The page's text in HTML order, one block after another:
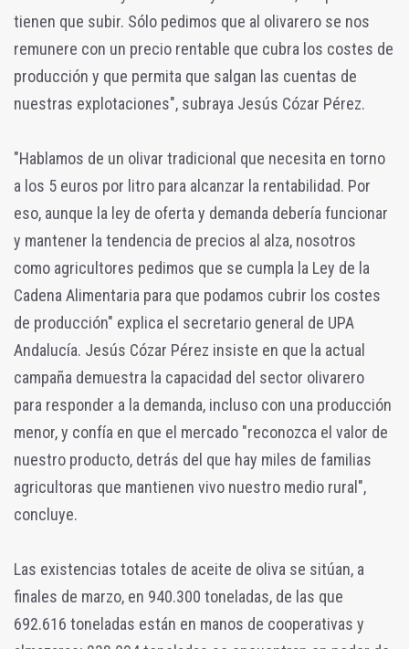
tienen que subir. Sólo pedimos que al olivarero se nos
remunere con un precio rentable que cubra los costes de
producción y que permita que salgan las cuentas de
nuestras explotaciones", subraya Jesús Cózar Pérez.
"Hablamos de un olivar tradicional que necesita en torno
a los 5 euros por litro para alcanzar la rentabilidad. Por
eso, aunque la ley de oferta y demanda debería funcionar
y mantener la tendencia de precios al alza, nosotros
como agricultores pedimos que se cumpla la Ley de la
Cadena Alimentaria para que podamos cubrir los costes
de producción" explica el secretario general de UPA
Andalucía. Jesús Cózar Pérez insiste en que la actual
campaña demuestra la capacidad del sector olivarero
para responder a la demanda, incluso con una producción
menor, y confía en que el mercado "reconozca el valor de
nuestro producto, detrás del que hay miles de familias
agricultoras que mantienen vivo nuestro medio rural",
concluye.
Las existencias totales de aceite de oliva se sitúan, a
finales de marzo, en 940.300 toneladas, de las que
692.616 toneladas están en manos de cooperativas y